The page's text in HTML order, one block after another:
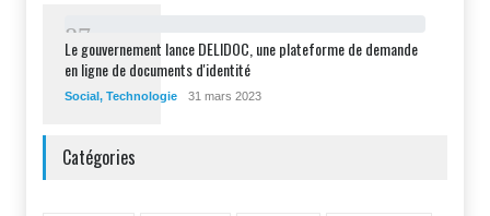
87
Le gouvernement lance DELIDOC, une plateforme de demande
en ligne de documents d'identité
Social , Technologie 31 mars 2023
Catégories